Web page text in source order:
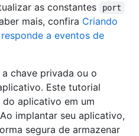
as constantes
port
mais, confira Criando
a eventos de
chave privada ou o
Este tutorial
do aplicativo em um
implantar seu aplicativo,
segura de armazenar